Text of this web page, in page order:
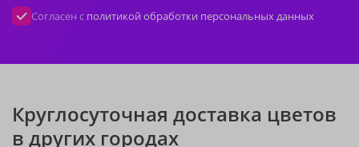
Согласен с политикой обработки персональных данных
Круглосуточная доставка цветов
в других городах